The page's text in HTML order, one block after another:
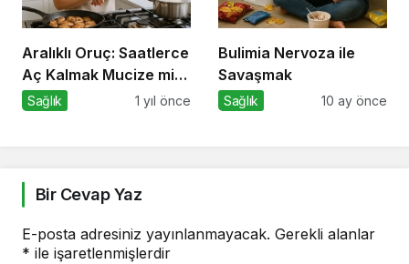
Aralıklı Oruç: Saatlerce
Aç Kalmak Mucize mi,
Geçici Bir Trend Mi?
Sağlık 1 yıl önce
Bulimia Nervoza ile
Savaşmak
Sağlık 10 ay önce
Bir Cevap Yaz
E-posta adresiniz yayınlanmayacak. Gerekli alanlar
* ile işaretlenmişlerdir